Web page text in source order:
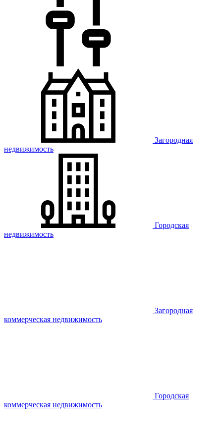
Загородная
недвижимость
Городская
недвижимость
Загородная
коммерческая недвижимость
Городская
коммерческая недвижимость